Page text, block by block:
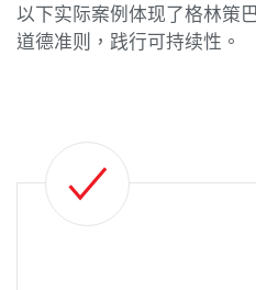
以下实际案例体现了格林策
道德准则，践行可持续性。